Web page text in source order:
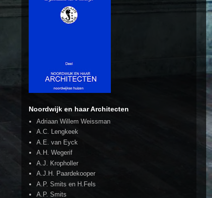
Noordwijk en haar Architecten
Adriaan Willem Weissman
A.C. Lengkeek
A.E. van Eyck
A.H. Wegerif
A.J. Kropholler
A.J.H. Paardekooper
A.P. Smits en H.Fels
A.P. Smits